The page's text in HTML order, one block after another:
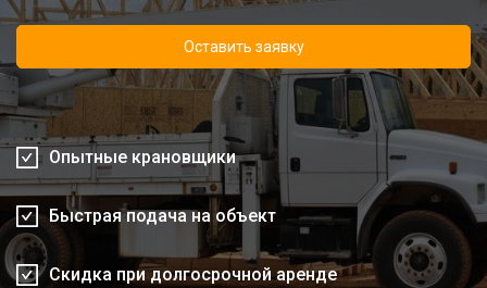
Оставить заявку
Опытные крановщики
Быстрая подача на объект
Скидка при долгосрочной аренде